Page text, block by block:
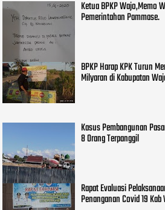
Ketua BPKP Wajo,Memo
Pemerintahan Pammase.
BPKP Harap KPK Turun
Milyaran di Kabupatan
Kasus Pembangunan
8 Orang Terpanggil
Rapat Evaluasi
Penanganan Covid 19 Kab